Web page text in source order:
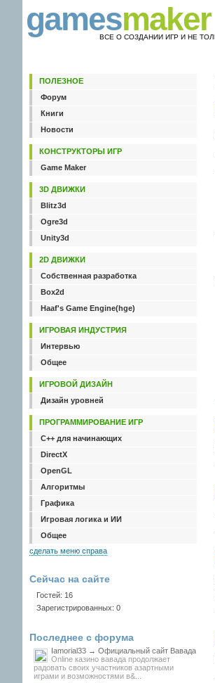
gamesmaker
ВСЕ О СОЗДАНИИ ИГР И НЕ
ПОЛЕЗНОЕ
Форум
Книги
Новости
КОНСТРУКТОРЫ ИГР
Game Maker
3D ДВИЖКИ
Blitz3d
Ogre3d
Unity3d
2D ДВИЖКИ
Собственная разработка
Box2d
Haaf's Game Engine(hge)
ИГРОВАЯ ИНДУСТРИЯ
Интервью
Общее
ИГРОВОЙ ДИЗАЙН
Дизайн уровней
ПРОГРАММИРОВАНИЕ ИГР
C++ для начинающих
DirectX
OpenGL
Алгоритмы
Графика
Игровая логика и ИИ
Общее
сделать меню справа
Сейчас на сайте
Гостей: 16
Зарегистрированных: 0
Последнее с форума
Iamorial33 → Официальный сайт Вавада
Online казино вавада продолжает
радовать своих участников азартными
играми и возможностями в&...